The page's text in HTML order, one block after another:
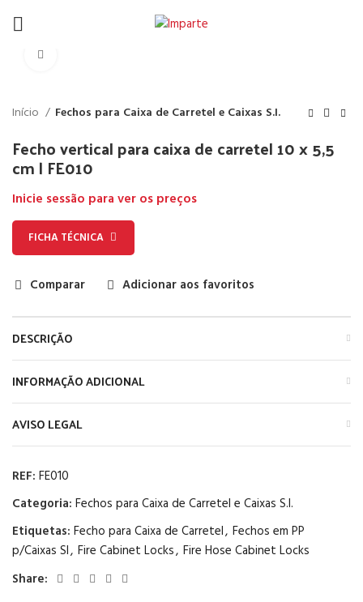
Início Fechos para Caixa de Carretel e Caixas S.I.
Fecho vertical para caixa de carretel 10 x 5,5
cm | FE010
Inicie sessão para ver os preços
FICHA TÉCNICA
Comparar Adicionar aos favoritos
DESCRIÇÃO
INFORMAÇÃO ADICIONAL
AVISO LEGAL
REF: FE010
Categoria: Fechos para Caixa de Carretel e Caixas S.I.
Etiquetas: Fecho para Caixa de Carretel, Fechos em PP
p/Caixas SI, Fire Cabinet Locks, Fire Hose Cabinet Locks
Share: